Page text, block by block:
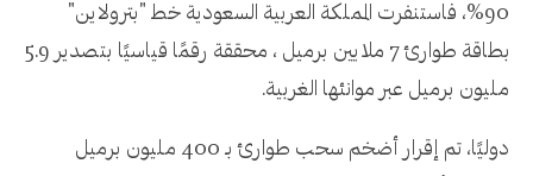
90%، فاستنفرت المملكة العربية السعودية خط "بترولاين"
بطاقة طوارئ 7 ملايين برميل ، محققة رقمًا قياسيًا بتصدير 5.9
مليون برميل عبر موانئها الغربية.
دوليًا، تم إقرار أضخم سحب طوارئ بـ 400 مليون برميل